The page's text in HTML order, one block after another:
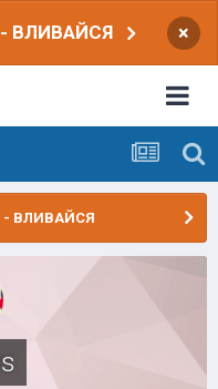
ВЛИВАЙСЯ ×
- ВЛИВАЙСЯ